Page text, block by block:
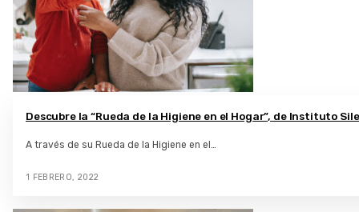
Descubre la “Rueda de la Higiene en el Hogar”, de Instituto
A través de su Rueda de la Higiene en el…
1 FEBRERO, 2022